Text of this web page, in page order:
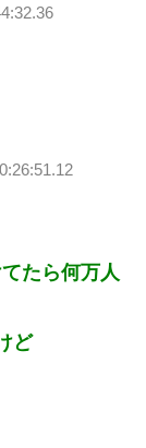
たら何万人
ど